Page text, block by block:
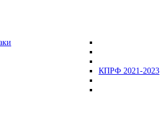
КПРФ 2021-2023